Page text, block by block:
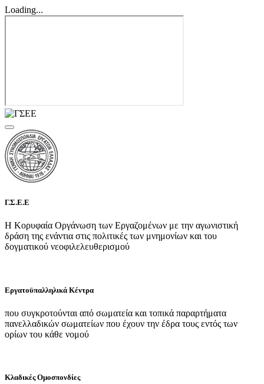
Loading...
Γ.Σ.Ε.Ε
Η Κορυφαία Οργάνωση των Εργαζομένων με την αγωνιστική
δράση της ενάντια στις πολιτικές των μνημονίων και του
δογματικού νεοφιλελευθερισμού
Εργατοϋπαλληλικά Κέντρα
που συγκροτούνται από σωματεία και τοπικά παραρτήματα
πανελλαδικών σωματείων που έχουν την έδρα τους εντός των
ορίων του κάθε νομού
Κλαδικές Ομοσπονδίες